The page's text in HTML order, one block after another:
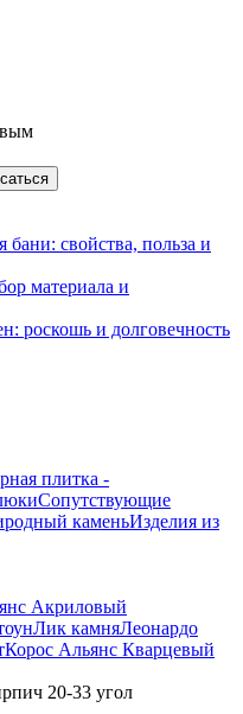
свойства, польза и
материала и
роскошь и долговечность
плитка -
Сопутствующие
каменьИзделия из
Акриловый
Лик камняЛеонардо
Корос Альянс Кварцевый
20-33 угол